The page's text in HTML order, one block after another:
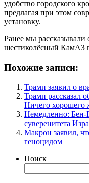
удобство городского
предлагая при этом
установку.
Ранее мы
шестиколёсный КамАЗ
Похожие записи:
Трамп заявил о
Трамп рассказал
Ничего хорошего
Немедленно: Бен-
суверенитета
Макрон заявил,
геноцидом
Поиск